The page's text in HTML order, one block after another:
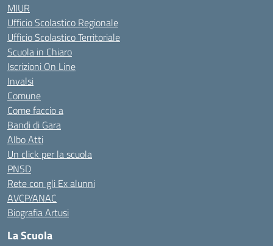
MIUR
Ufficio Scolastico Regionale
Ufficio Scolastico Territoriale
Scuola in Chiaro
Iscrizioni On Line
Invalsi
Comune
Come faccio a
Bandi di Gara
Albo Atti
Un click per la scuola
PNSD
Rete con gli Ex alunni
AVCP/ANAC
Biografia Artusi
La Scuola